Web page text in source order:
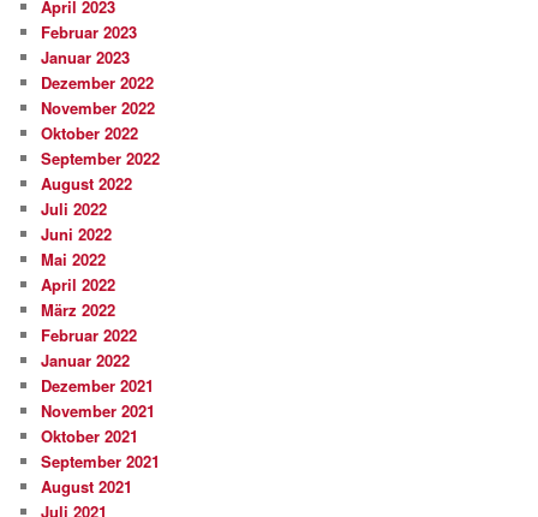
April 2023
Februar 2023
Januar 2023
Dezember 2022
November 2022
Oktober 2022
September 2022
August 2022
Juli 2022
Juni 2022
Mai 2022
April 2022
März 2022
Februar 2022
Januar 2022
Dezember 2021
November 2021
Oktober 2021
September 2021
August 2021
Juli 2021